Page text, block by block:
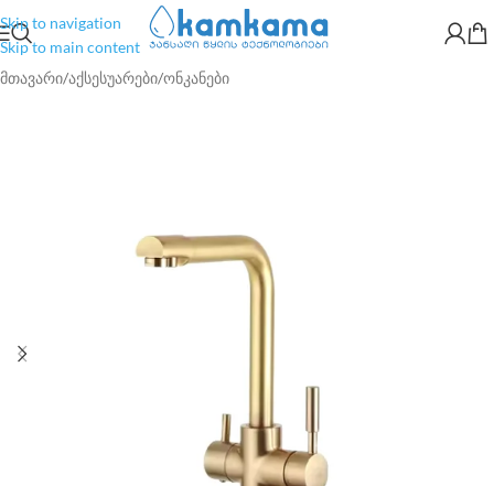
Skip to navigation
Skip to main content
მთავარი/აქსესუარები/ონკანები